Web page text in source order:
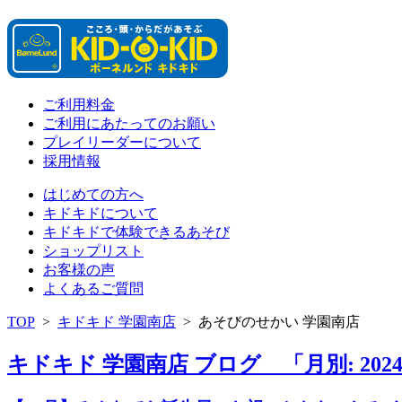
ご利用料金
ご利用にあたってのお願い
プレイリーダーについて
採用情報
はじめての方へ
キドキドについて
キドキドで体験できるあそび
ショップリスト
お客様の声
よくあるご質問
TOP > キドキド 学園南店 > あそびのせかい 学園南店
キドキド 学園南店 ブログ 「月別: 2024